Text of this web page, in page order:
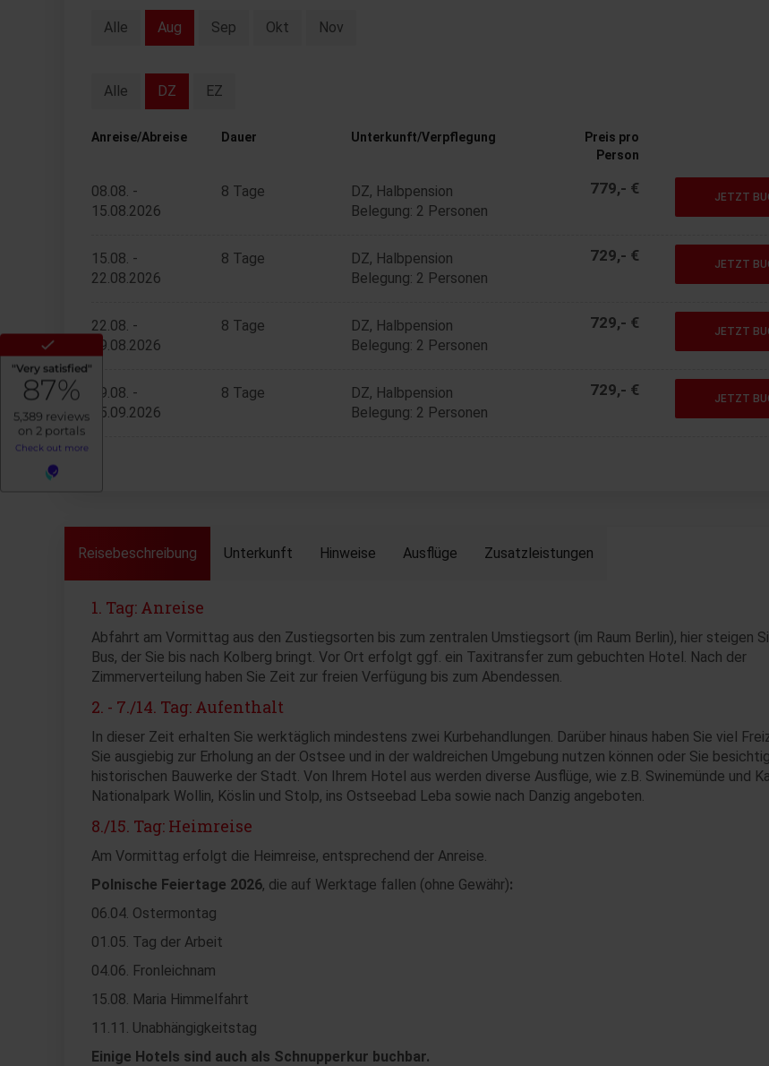
Alle Aug Sep Okt Nov
Alle DZ EZ
Anreise/Abreise Dauer Unterkunft/Verpflegung
Preis pro
Person
08.08. -
15.08.2026
8 Tage
DZ, Halbpension
Belegung: 2 Personen
779,- € JETZT
15.08. -
22.08.2026
8 Tage
DZ, Halbpension
Belegung: 2 Personen
729,- € JETZT
22.08. -
29.08.2026
8 Tage
DZ, Halbpension
Belegung: 2 Personen
729,- € JETZT
29.08. -
05.09.2026
8 Tage
DZ, Halbpension
Belegung: 2 Personen
729,- € JETZT
Reisebeschreibung Unterkunft Hinweise Ausflüge Zusatzleistungen
1. Tag: Anreise
Abfahrt am Vormittag aus den Zustiegsorten bis zum zentralen Umstiegsort (im Raum Berlin), hier steigen
Bus, der Sie bis nach Kolberg bringt. Vor Ort erfolgt ggf. ein Taxitransfer zum gebuchten Hotel. Nach der
Zimmerverteilung haben Sie Zeit zur freien Verfügung bis zum Abendessen.
2. - 7./14. Tag: Aufenthalt
In dieser Zeit erhalten Sie werktäglich mindestens zwei Kurbehandlungen. Darüber hinaus haben Sie viel
Sie ausgiebig zur Erholung an der Ostsee und in der waldreichen Umgebung nutzen können oder Sie
historischen Bauwerke der Stadt. Von Ihrem Hotel aus werden diverse Ausflüge, wie z.B. Swinemünde und
Nationalpark Wollin, Köslin und Stolp, ins Ostseebad Leba sowie nach Danzig angeboten.
8./15. Tag: Heimreise
Am Vormittag erfolgt die Heimreise, entsprechend der Anreise.
Polnische Feiertage 2026, die auf Werktage fallen (ohne Gewähr):
06.04. Ostermontag
01.05. Tag der Arbeit
04.06. Fronleichnam
15.08. Maria Himmelfahrt
11.11. Unabhängigkeitstag
Einige Hotels sind auch als Schnupperkur buchbar.